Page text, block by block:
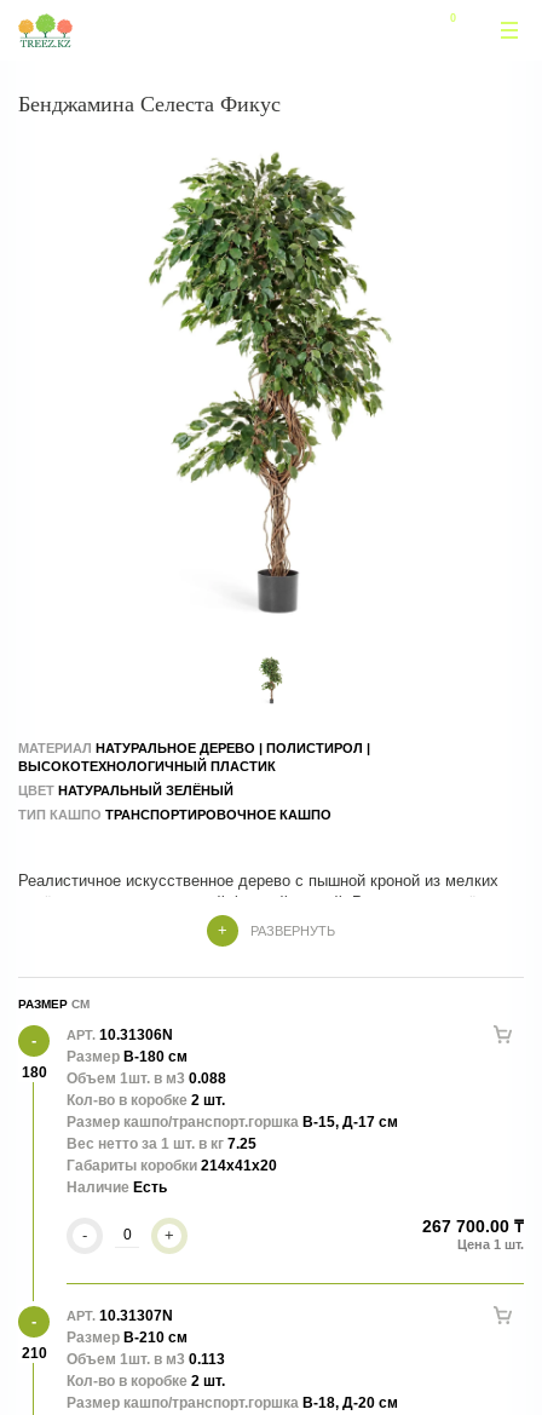
Бенджамина Селеста Фикус
МАТЕРИАЛ НАТУРАЛЬНОЕ ДЕРЕВО | ПОЛИСТИРОЛ |
ВЫСОКОТЕХНОЛОГИЧНЫЙ ПЛАСТИК
ЦВЕТ НАТУРАЛЬНЫЙ ЗЕЛЁНЫЙ
ТИП КАШПО ТРАНСПОРТИРОВОЧНОЕ КАШПО
Реалистичное искусственное дерево с пышной кроной из мелких
зелёных листьев и изящной формой ветвей. Растение создаёт
ощущение природной свежести и гармонично вписывается в
современные интерьеры. Не требует полива и специального ухода,
РАЗВЕРНУТЬ
РАЗМЕР
180
АРТ. 10.31306N
Размер В-180 см
Объем 1шт. в м3 0.088
Кол-во в коробке 2 шт.
Размер кашпо/транспорт.горшка В-15, Д-17 см
Вес нетто за 1 шт. в кг 7.25
Габариты коробки 214x41x20
Наличие Есть
- + 267 700.00 ₸
210
АРТ. 10.31307N
Размер В-210 см
Объем 1шт. в м3 0.113
Кол-во в коробке 2 шт.
Размер кашпо/транспорт.горшка В-18, Д-20 см